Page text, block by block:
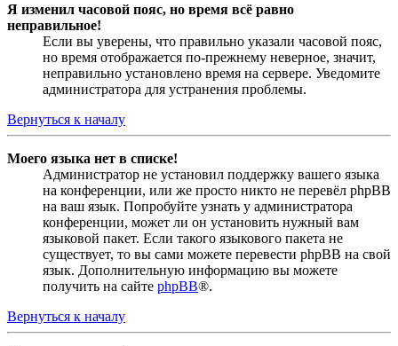
Я изменил часовой пояс, но время всё равно
неправильное!
Если вы уверены, что правильно указали часовой пояс,
но время отображается по-прежнему неверное, значит,
неправильно установлено время на сервере. Уведомите
администратора для устранения проблемы.
Вернуться к началу
Моего языка нет в списке!
Администратор не установил поддержку вашего языка
на конференции, или же просто никто не перевёл phpBB
на ваш язык. Попробуйте узнать у администратора
конференции, может ли он установить нужный вам
языковой пакет. Если такого языкового пакета не
существует, то вы сами можете перевести phpBB на свой
язык. Дополнительную информацию вы можете
получить на сайте phpBB®.
Вернуться к началу